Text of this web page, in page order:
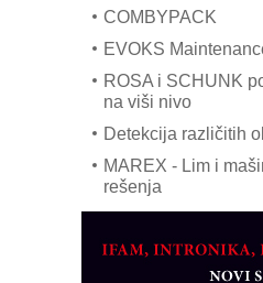
COMBYPACK
EVOKS
ROSA i SCHUNK
na viši nivo
Detekcija različitih
MAREX - Lim i
rešenja
partner
CTO - Prilagodite